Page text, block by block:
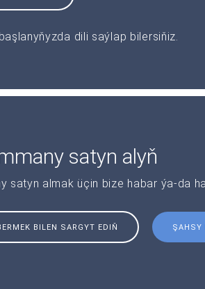
dili saýlap bilersiňiz.
satyn alyň
satyn almak üçin bize habar ýa-da
BILEN SARGYT EDIŇ ŞAHSY